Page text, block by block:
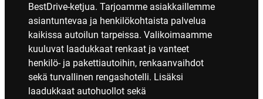
BestDrive-ketjua. Tarjoamme asiakkaillemme
asiantuntevaa ja henkilökohtaista palvelua
kaikissa autoilun tarpeissa. Valikoimaamme
kuuluvat laadukkaat renkaat ja vanteet
henkilö- ja pakettiautoihin, renkaanvaihdot
sekä turvallinen rengashotelli. Lisäksi
laadukkaat autohuollot sekä